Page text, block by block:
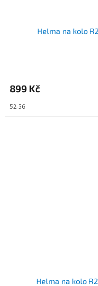
Helma na kolo
899 Kč
52-56
Helma na kolo